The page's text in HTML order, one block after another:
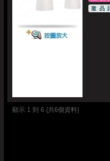
顯示 1 到 6 (共6個資料)